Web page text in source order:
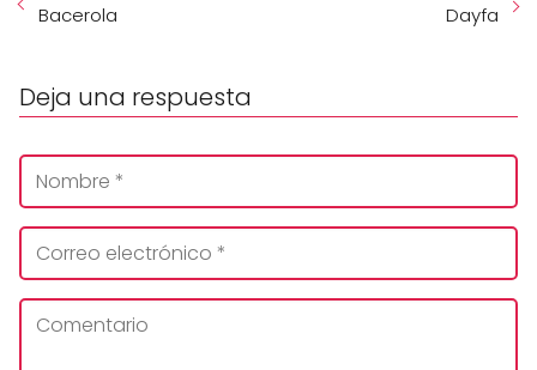
Bacerola
Dayfa
Deja una respuesta